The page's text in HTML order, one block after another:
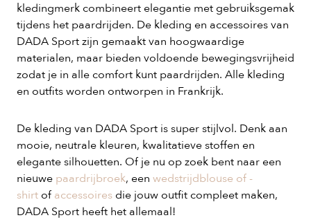
kledingmerk combineert elegantie met gebruiksgemak
tijdens het paardrijden. De kleding en accessoires van
DADA Sport zijn gemaakt van hoogwaardige
materialen, maar bieden voldoende bewegingsvrijheid
zodat je in alle comfort kunt paardrijden. Alle kleding
en outfits worden ontworpen in Frankrijk.
De kleding van DADA Sport is super stijlvol. Denk aan
mooie, neutrale kleuren, kwalitatieve stoffen en
elegante silhouetten. Of je nu op zoek bent naar een
nieuwe paardrijbroek, een wedstrijdblouse of -
shirt ofaccessoires die jouw outfit compleet maken,
DADA Sport heeft het allemaal!